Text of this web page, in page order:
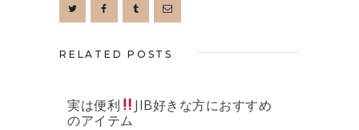
RELATED POSTS
実は便利
JIB好きな方におすすめ
のアイテム